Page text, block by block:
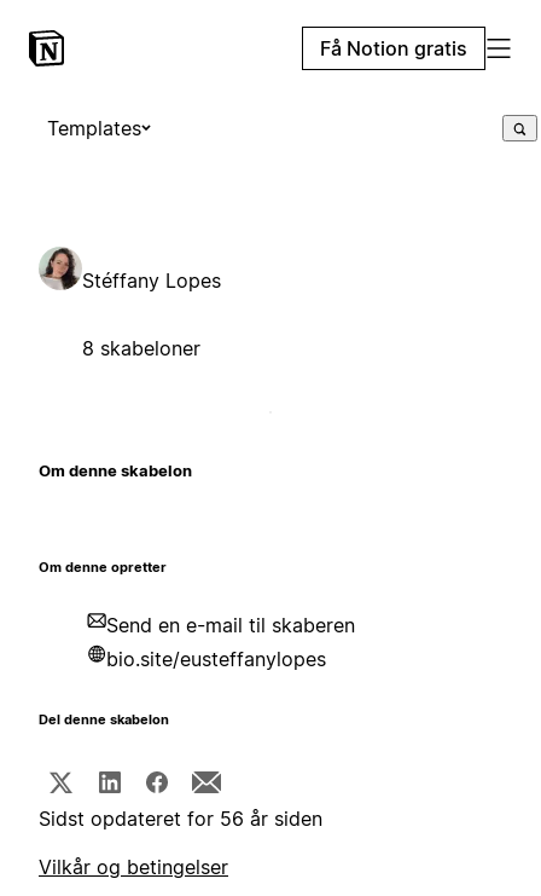
Få Notion gratis
Templates
Stéffany Lopes
8 skabeloner
Om denne skabelon
Om denne opretter
Send en e-mail til skaberen
bio.site/eusteffanylopes
Del denne skabelon
Sidst opdateret for 56 år siden
Vilkår og betingelser